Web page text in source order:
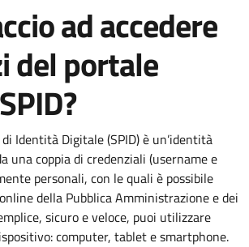
ad accedere
del portale
Identità Digitale (SPID) è un’identità
una coppia di credenziali (username e
personali, con le quali è possibile
della Pubblica Amministrazione e dei
sicuro e veloce, puoi utilizzare
computer, tablet e smartphone.